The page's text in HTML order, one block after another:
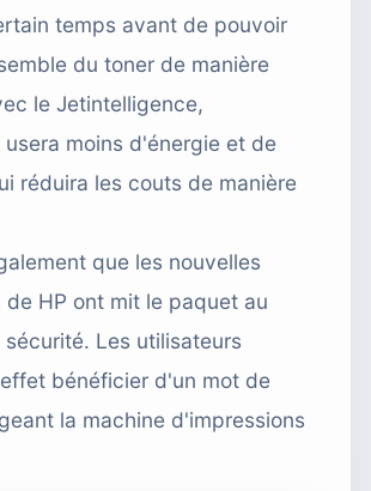
temps avant de pouvoir
du toner de manière
le Jetintelligence,
moins d'énergie et de
réduira les couts de manière
que les nouvelles
de HP ont mit le paquet au
Les utilisateurs
bénéficier d'un mot de
la machine d'impressions